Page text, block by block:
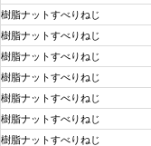
樹脂ナットすべりねじ
樹脂ナットすべりねじ
樹脂ナットすべりねじ
樹脂ナットすべりねじ
樹脂ナットすべりねじ
樹脂ナットすべりねじ
樹脂ナットすべりねじ